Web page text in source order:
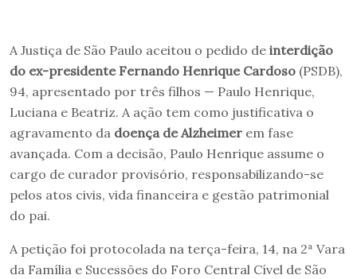
A Justiça de São Paulo aceitou o pedido de interdição
do ex-presidente Fernando Henrique Cardoso (PSDB),
94, apresentado por três filhos — Paulo Henrique,
Luciana e Beatriz. A ação tem como justificativa o
agravamento da doença de Alzheimer em fase
avançada. Com a decisão, Paulo Henrique assume o
cargo de curador provisório, responsabilizando-se
pelos atos civis, vida financeira e gestão patrimonial
do pai.
A petição foi protocolada na terça-feira, 14, na 2ª Vara
da Família e Sucessões do Foro Central Cível de São